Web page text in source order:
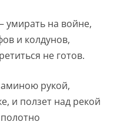
умирать на войне,
и колдунов,
не готов.
рукой,
и ползет над рекой